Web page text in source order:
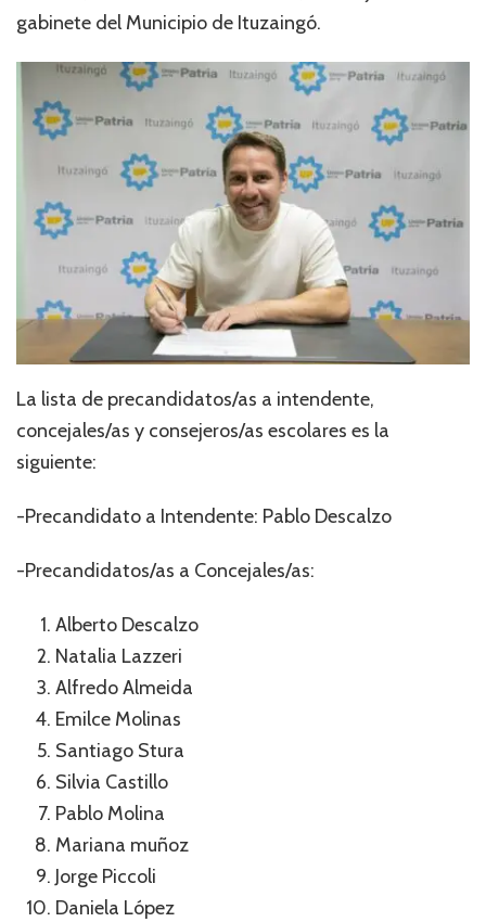
gabinete del Municipio de Ituzaingó.
La lista de precandidatos/as a intendente,
concejales/as y consejeros/as escolares es la
siguiente:
-Precandidato a Intendente: Pablo Descalzo
-Precandidatos/as a Concejales/as:
Alberto Descalzo
Natalia Lazzeri
Alfredo Almeida
Emilce Molinas
Santiago Stura
Silvia Castillo
Pablo Molina
Mariana muñoz
Jorge Piccoli
Daniela López